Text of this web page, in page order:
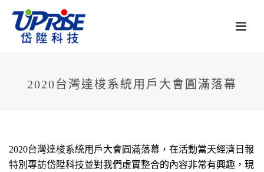
2020台灣達梭系統用戶大會圓滿落幕
2020台灣達梭系統用戶大會圓滿落幕，在活動當天經濟日報
特別專訪岱陞科技並對我們虛實整合的內容非常有興趣，現